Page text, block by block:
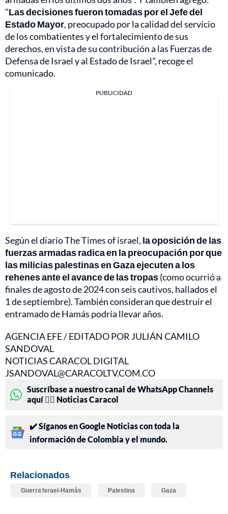
"Las decisiones fueron tomadas por el Jefe del
Estado Mayor, preocupado por la calidad del servicio
de los combatientes y el fortalecimiento de sus
derechos, en vista de su contribución a las Fuerzas de
Defensa de Israel y al Estado de Israel", recoge el
comunicado.
PUBLICIDAD
Según el diario The Times of israel, la oposición de las
fuerzas armadas radica en la preocupación por que
las milicias palestinas en Gaza ejecuten a los
rehenes ante el avance de las tropas(como ocurrió a
finales de agosto de 2024 con seis cautivos, hallados el
1 de septiembre). También consideran que destruir el
entramado de Hamás podría llevar años.
AGENCIA EFE / EDITADO POR JULIÁN CAMILO
SANDOVAL
NOTICIAS CARACOL DIGITAL
JSANDOVAL@CARACOLTV.COM.CO
Suscríbase a nuestro canal de WhatsApp Channels
aquí 👉🏻 Noticias Caracol
✔️ Síganos en Google Noticias con toda la
información de Colombia y el mundo.
Relacionados
Guerra Israel-Hamás Palestina Gaza